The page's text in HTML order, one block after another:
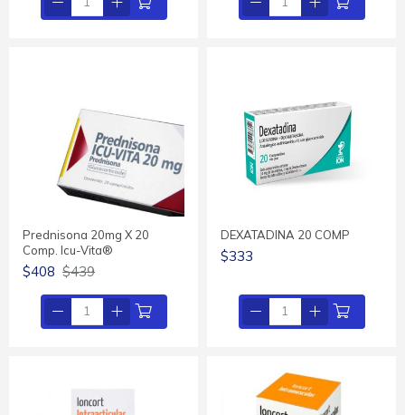
Prednisona 20mg X 20
Comp. Icu-Vita®
$408 $439
DEXATADINA 20 COMP
$333